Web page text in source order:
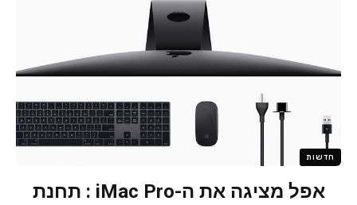
חדשות
אפל מציגה את ה-iMac Pro : תחנת